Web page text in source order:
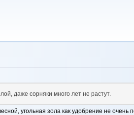
даже сорняки много лет не растут.
угольная зола как удобрение не